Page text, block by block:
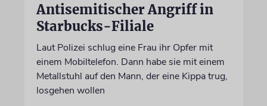
Antisemitischer Angriff in
Starbucks-Filiale
Laut Polizei schlug eine Frau ihr Opfer mit
einem Mobiltelefon. Dann habe sie mit einem
Metallstuhl auf den Mann, der eine Kippa trug,
losgehen wollen